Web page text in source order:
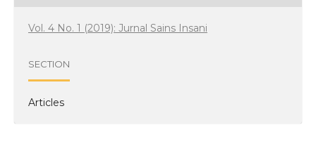
Vol. 4 No. 1 (2019): Jurnal Sains Insani
SECTION
Articles